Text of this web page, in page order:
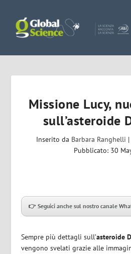
Missione Lucy,
sull’asteroide
Inserito da Barbara Ranghelli |
Pubblicato: 30
👉 Seguici anche sul nostro canale
Sempre più dettagli sull’asteroide
vengono svelati grazie alle